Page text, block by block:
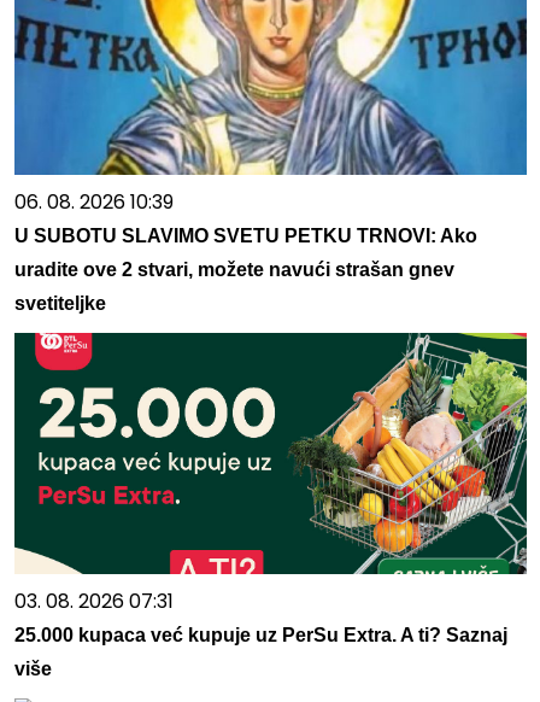
06. 08. 2026 10:39
U SUBOTU SLAVIMO SVETU PETKU TRNOVI: Ako
uradite ove 2 stvari, možete navući strašan gnev
svetiteljke
03. 08. 2026 07:31
25.000 kupaca već kupuje uz PerSu Extra. A ti? Saznaj
više